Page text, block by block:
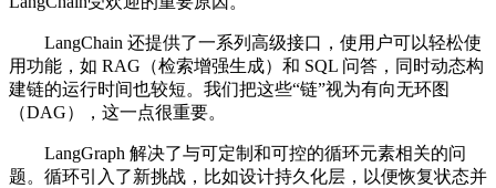
LangChain 还提供了一系列高级接口，使用户可以轻松使
用功能，如 RAG（检索增强生成）和 SQL 问答，同时动态构
建链的运行时间也较短。我们把这些“链”视为有向无环图
（DAG），这一点很重要。
LangGraph 解决了与可定制和可控的循环元素相关的问
题。循环引入了新挑战，比如设计持久化层，以便恢复状态并